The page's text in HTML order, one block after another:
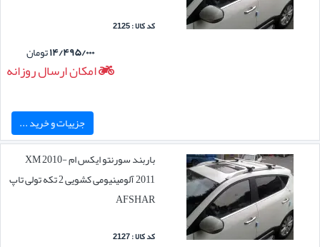
کد کالا : 2125
۱۴/۴۹۵/۰۰۰تومان
امکان ارسال روزانه
جزییات و خرید ...
باربند سورنتو ایکس ام XM 2010-
2011 آلومینیومی کشویی 2 تکه تولی تاپ
AFSHAR
کد کالا : 2127